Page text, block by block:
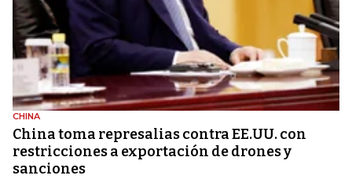
CHINA
China toma represalias contra EE.UU. con
restricciones a exportación de drones y
sanciones